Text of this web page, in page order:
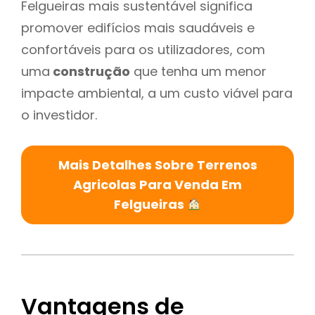
Felgueiras mais sustentável significa
promover edifícios mais saudáveis e
confortáveis para os utilizadores, com
uma construção que tenha um menor
impacte ambiental, a um custo viável para
o investidor.
Mais Detalhes Sobre Terrenos
Agricolas Para Venda Em
Felgueiras
Vantagens de